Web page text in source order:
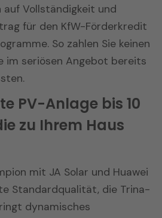
auf Vollständigkeit und
für den KfW-Förderkredit
So zahlen Sie keinen
im seriösen Angebot bereits
PV-Anlage bis 10
zu Ihrem Haus
mit JA Solar und Huawei
Standardqualität, die Trina-
dynamisches